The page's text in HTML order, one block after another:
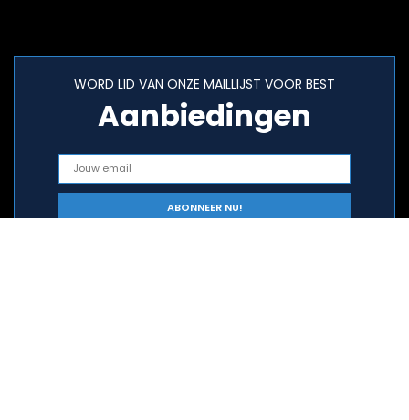
WORD LID VAN ONZE MAILLIJST VOOR BEST
Aanbiedingen